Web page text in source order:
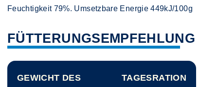
Feuchtigkeit 79%. Umsetzbare Energie 449kJ/100g
FÜTTERUNGSEMPFEHLUNG
GEWICHT DES
TAGESRATION